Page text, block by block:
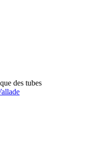
des tubes